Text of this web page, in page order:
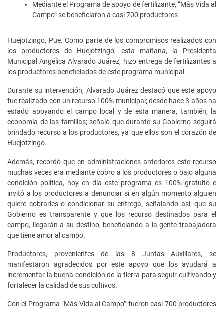
Mediante el Programa de apoyo de fertilizante, “Más Vida al
Campo” se beneficiaron a casi 700 productores
Huejotzingo, Pue. Como parte de los compromisos realizados con
los productores de Huejotzingo, esta mañana, la Presidenta
Municipal Angélica Alvarado Juárez, hizo entrega de fertilizantes a
los productores beneficiados de este programa municipal.
Durante su intervención, Alvarado Juárez destacó que este apoyo
fue realizado con un recurso 100% municipal; desde hace 3 años ha
estado apoyando el campo local y de esta manera, también, la
economía de las familias; señaló que durante su Gobierno seguirá
brindado recurso a los productores, ya que ellos son el corazón de
Huejotzingo.
Además, recordó que en administraciones anteriores este recurso
muchas veces era mediante cobro a los productores o bajo alguna
condición política, hoy en día este programa es 100% gratuito e
invitó a los productores a denunciar si en algún momento alguien
quiere cobrarles o condicionar su entrega, señalando así, que su
Gobierno es transparente y que los recurso destinados para el
campo, llegarán a su destino, beneficiando a la gente trabajadora
que tiene amor al campo.
Productores, provenientes de las 8 Juntas Auxiliares, se
manifestaron agradecidos por este apoyo que los ayudará a
incrementar la buena condición de la tierra para seguir cultivando y
fortalecer la calidad de sus cultivos.
Con el Programa “Más Vida al Campo” fueron casi 700 productores